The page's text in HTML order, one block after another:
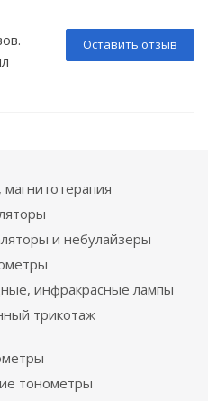
Оставить отзыв
и небулайзеры
инфракрасные лампы
трикотаж
тонометры